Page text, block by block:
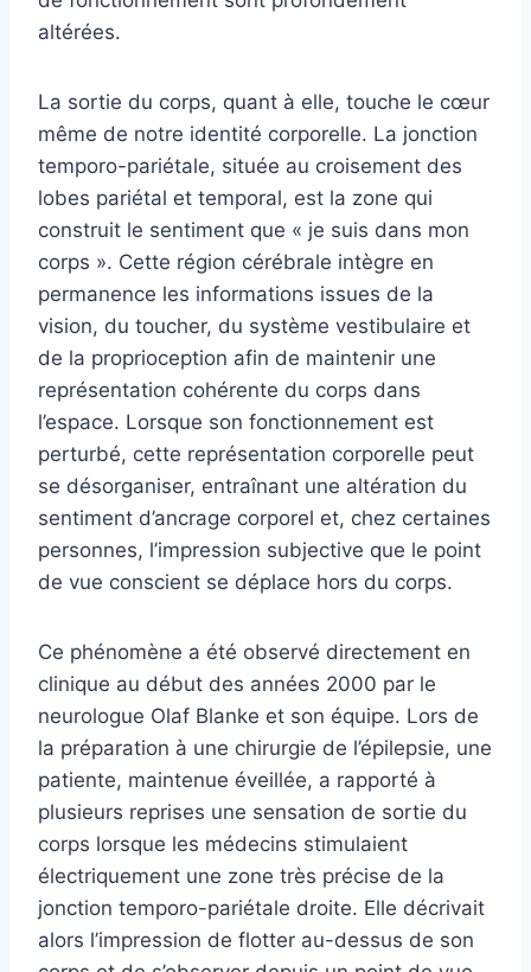
altérées.
La sortie du corps, quant à elle, touche le cœur
même de notre identité corporelle. La jonction
temporo-pariétale, située au croisement des
lobes pariétal et temporal, est la zone qui
construit le sentiment que « je suis dans mon
corps ». Cette région cérébrale intègre en
permanence les informations issues de la
vision, du toucher, du système vestibulaire et
de la proprioception afin de maintenir une
représentation cohérente du corps dans
l’espace. Lorsque son fonctionnement est
perturbé, cette représentation corporelle peut
se désorganiser, entraînant une altération du
sentiment d’ancrage corporel et, chez certaines
personnes, l’impression subjective que le point
de vue conscient se déplace hors du corps.
Ce phénomène a été observé directement en
clinique au début des années 2000 par le
neurologue Olaf Blanke et son équipe. Lors de
la préparation à une chirurgie de l’épilepsie, une
patiente, maintenue éveillée, a rapporté à
plusieurs reprises une sensation de sortie du
corps lorsque les médecins stimulaient
électriquement une zone très précise de la
jonction temporo-pariétale droite. Elle décrivait
alors l’impression de flotter au-dessus de son